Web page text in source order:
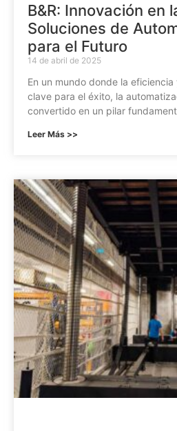
B&R: Innovación en
Soluciones de
para el Futuro
14 de abril de 2025
En un mundo donde la
clave para el éxito, la
convertido en un pilar
Leer Más >>